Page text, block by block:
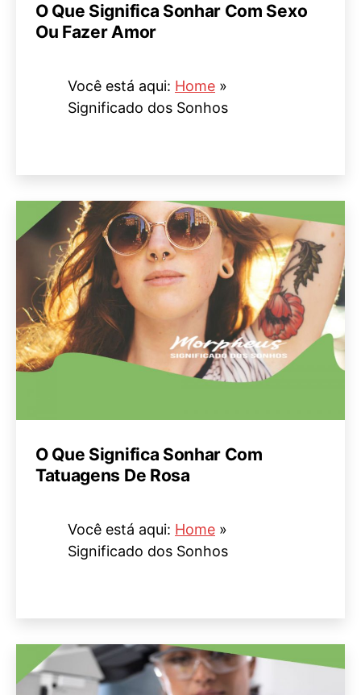
O Que Significa Sonhar Com Sexo
Ou Fazer Amor
Você está aqui: Home »
Significado dos Sonhos
O Que Significa Sonhar Com
Tatuagens De Rosa
Você está aqui: Home »
Significado dos Sonhos